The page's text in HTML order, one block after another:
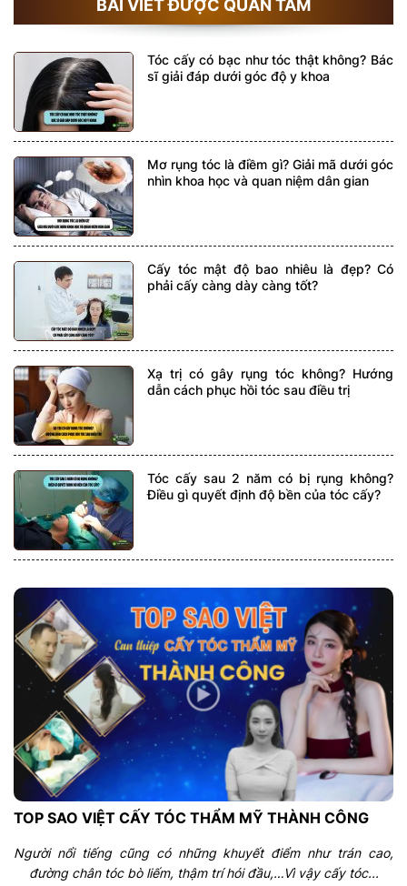
BÀI VIẾT ĐƯỢC QUAN TÂM
Tóc cấy có bạc như tóc thật không? Bác
sĩ giải đáp dưới góc độ y khoa
Mơ rụng tóc là điềm gì? Giải mã dưới góc
nhìn khoa học và quan niệm dân gian
Cấy tóc mật độ bao nhiêu là đẹp? Có
phải cấy càng dày càng tốt?
Xạ trị có gây rụng tóc không? Hướng
dẫn cách phục hồi tóc sau điều trị
Tóc cấy sau 2 năm có bị rụng không?
Điều gì quyết định độ bền của tóc cấy?
TOP SAO VIỆT CẤY TÓC THẨM MỸ THÀNH CÔNG
Người nổi tiếng cũng có những khuyết điểm như trán cao,
đường chân tóc bò liếm, thậm trí hói đầu,…Vì vậy cấy tóc...